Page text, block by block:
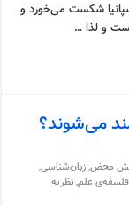
شکست می‌خورد و
و لذا …
می‌شوند؟
محض,زبان‌شناسی,
فلسفه‌ی علم,نظریه